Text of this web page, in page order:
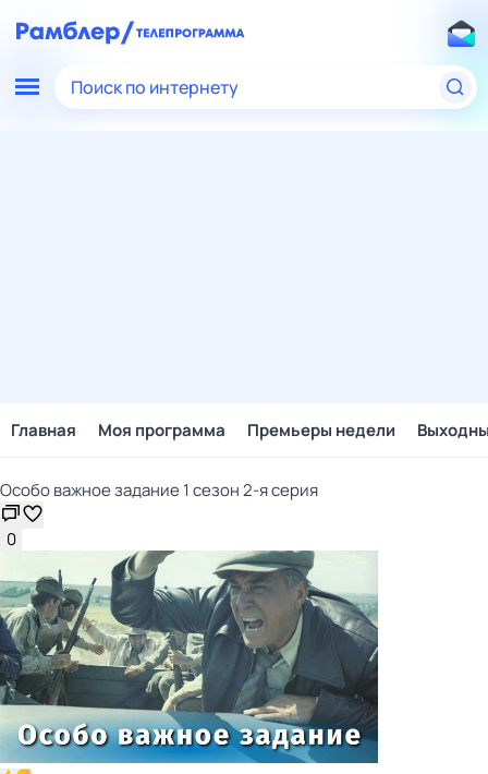
Поиск по интернету
Главная Моя программа Премьеры недели
Особо важное задание 1 сезон 2-я серия
0